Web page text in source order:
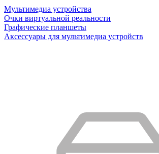
Мультимедиа устройства
Очки виртуальной реальности
Графические планшеты
Аксессуары для мультимедиа устройств